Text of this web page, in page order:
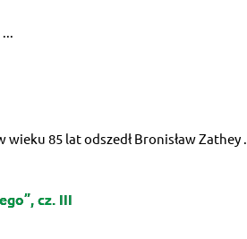
85 lat odszedł Bronisław Zathey ...
cz. III